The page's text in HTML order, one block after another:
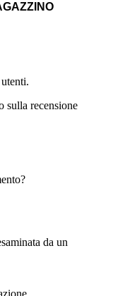
sulla recensione
da un